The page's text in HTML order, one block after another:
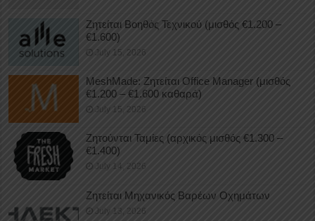
Ζητείται Βοηθός Τεχνικού (μισθός €1.200 –
€1.600)
July 15, 2026
MeshMade: Ζητείται Office Manager (μισθός
€1.200 – €1.600 καθαρά)
July 15, 2026
Ζητούνται Ταμίες (αρχικός μισθός €1.300 –
€1.400)
July 14, 2026
Ζητείται Μηχανικός Βαρέων Οχημάτων
July 13, 2026